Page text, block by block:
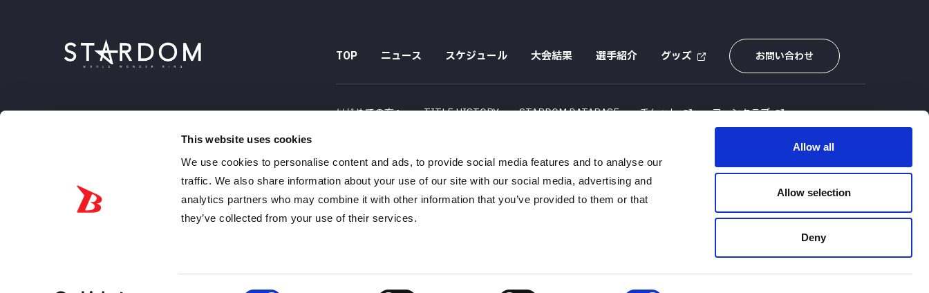
This website uses cookies
We use cookies to personalise content and ads, to provide social media features and to analyse our
traffic. We also share information about your use of our site with our social media, advertising and
analytics partners who may combine it with other information that you’ve provided to them or that
they’ve collected from your use of their services.
Allow all
Allow selection
Deny
TOP ニュース スケジュール 大会結果 選手紹介 グッズ お問い合わせ
はじめての方へ TITLE HISTORY STARDOM DATABASE チケット ファンクラブ
採用情報